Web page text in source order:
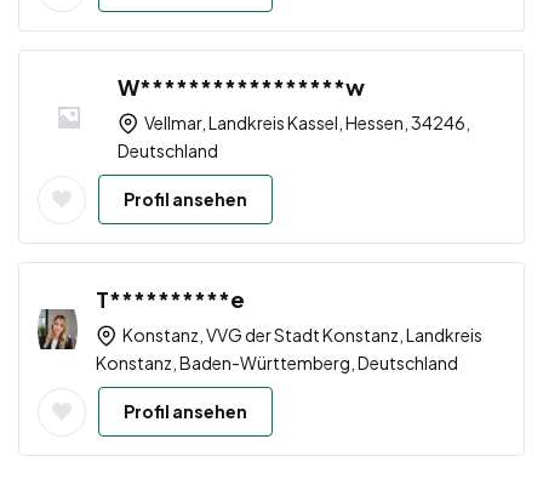
W*****************w
Vellmar, Landkreis Kassel, Hessen, 34246,
Deutschland
Profil ansehen
T**********e
Konstanz, VVG der Stadt Konstanz, Landkreis
Konstanz, Baden-Württemberg, Deutschland
Profil ansehen